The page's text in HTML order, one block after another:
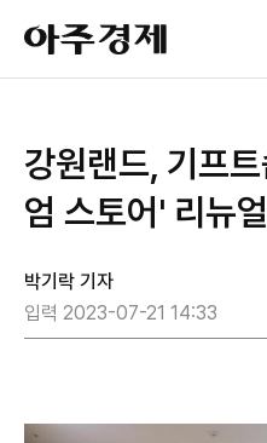
아
주
경
강원랜드, 기프
엄 스토어' 리뉴
박기락 기자
입력 2023-07-21 14:33